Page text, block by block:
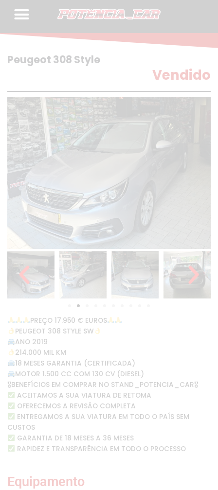
Peugeot 308 Style
Vendido
PREÇO 17.950 € EUROS
PEUGEOT 308 STYLE SW
ANO 2019
214.000 MIL KM
18 MESES GARANTIA (CERTIFICADA)
MOTOR 1.500 CC COM 130 CV (DIESEL)
🎖BENEFÍCIOS EM COMPRAR NO STAND_POTENCIA_CAR🎖
ACEITAMOS A SUA VIATURA DE RETOMA
OFERECEMOS A REVISÃO COMPLETA
ENTREGAMOS A SUA VIATURA EM TODO O PAÍS SEM
CUSTOS
GARANTIA DE 18 MESES A 36 MESES
RAPIDEZ E TRANSPARÊNCIA EM TODO O PROCESSO
Equipamento